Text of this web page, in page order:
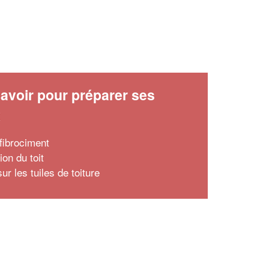
pour préparer ses
du toit
les tuiles de toiture